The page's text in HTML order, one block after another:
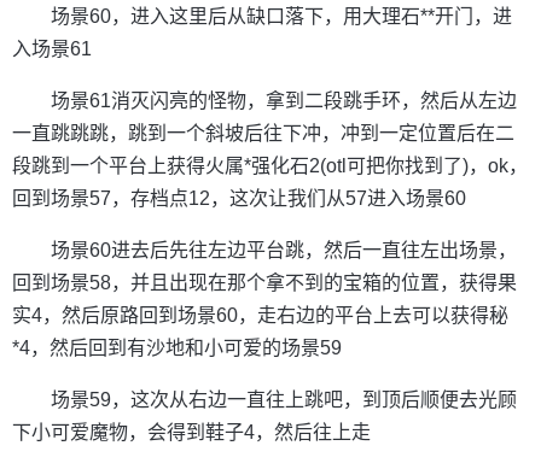
场景60，进入这里后从缺口落下，用大理石**开门，进
入场景61
场景61消灭闪亮的怪物，拿到二段跳手环，然后从左边
一直跳跳跳，跳到一个斜坡后往下冲，冲到一定位置后在二
段跳到一个平台上获得火属*强化石2(otl可把你找到了)，ok，
回到场景57，存档点12，这次让我们从57进入场景60
场景60进去后先往左边平台跳，然后一直往左出场景，
回到场景58，并且出现在那个拿不到的宝箱的位置，获得果
实4，然后原路回到场景60，走右边的平台上去可以获得秘
*4，然后回到有沙地和小可爱的场景59
场景59，这次从右边一直往上跳吧，到顶后顺便去光顾
下小可爱魔物，会得到鞋子4，然后往上走